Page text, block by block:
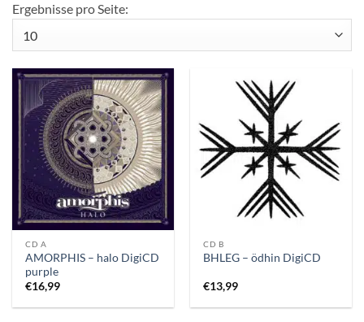
Ergebnisse pro Seite:
CD A
AMORPHIS – halo DigiCD
purple
€16,99
CD B
BHLEG – ödhin DigiCD
€13,99